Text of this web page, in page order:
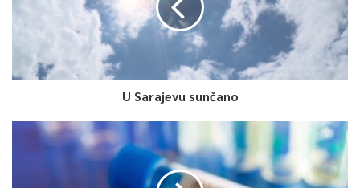
U Sarajevu sunčano